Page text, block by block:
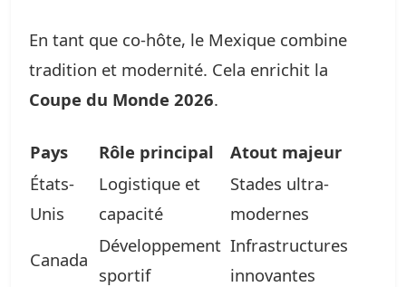
En tant que co-hôte, le Mexique combine
tradition et modernité. Cela enrichit la
Coupe du Monde 2026.
Pays Rôle principal
Atout majeur
États-
Unis
Logistique et
capacité
Stades ultra-
modernes
Canada
Développement
sportif
Infrastructures
innovantes